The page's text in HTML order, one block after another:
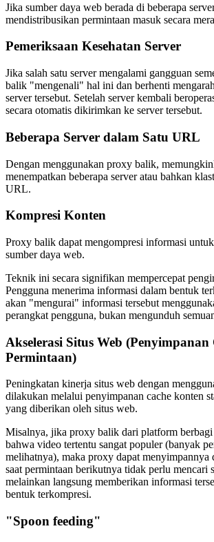
Jika sumber daya web berada di beberapa
mendistribusikan permintaan masuk secara
Pemeriksaan Kesehatan Server
Jika salah satu server mengalami gangguan
balik "mengenali" hal ini dan berhenti
server tersebut. Setelah server kembali
secara otomatis dikirimkan ke server tersebut.
Beberapa Server dalam Satu URL
Dengan menggunakan proxy balik,
menempatkan beberapa server atau bahkan
URL.
Kompresi Konten
Proxy balik dapat mengompresi informasi
sumber daya web.
Teknik ini secara signifikan mempercepat
Pengguna menerima informasi dalam bentuk
akan "mengurai" informasi tersebut
perangkat pengguna, bukan mengunduh
Akselerasi Situs Web (Penyimpanan
Permintaan)
Peningkatan kinerja situs web dengan
dilakukan melalui penyimpanan cache konten
yang diberikan oleh situs web.
Misalnya, jika proxy balik dari platform
bahwa video tertentu sangat populer (banyak
melihatnya), maka proxy dapat menyimpannya
saat permintaan berikutnya tidak perlu mencari
melainkan langsung memberikan informasi
bentuk terkompresi.
"Spoon feeding"